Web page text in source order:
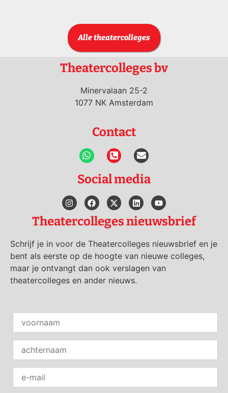
Alle theatercolleges
Theatercolleges bv
Minervalaan 25-2
1077 NK Amsterdam
Contact
Social media
Theatercolleges nieuwsbrief
Schrijf je in voor de Theatercolleges nieuwsbrief en je
bent als eerste op de hoogte van nieuwe colleges,
maar je ontvangt dan ook verslagen van
theatercolleges en ander nieuws.